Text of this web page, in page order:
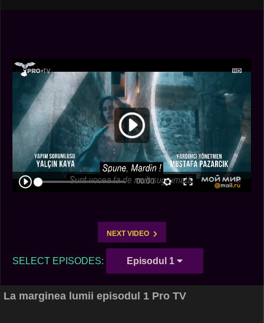
NEXT VIDEO
SELECT EPISODES: Episodul 1
La marginea lumii episodul 1 Pro TV